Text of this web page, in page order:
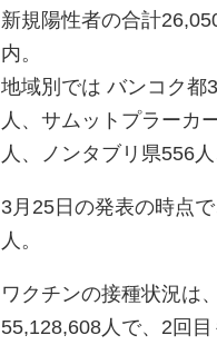
新規陽性者の合計
内。
地域別では バンコク都
人、サムットプラーカ
人、ノンタブリ県556
3月25日の発表の時点
人。
ワクチンの接種状況は
55,128,608人で、2回